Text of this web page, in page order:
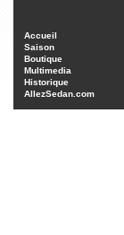
Accueil
Saison
Boutique
Multimedia
Historique
AllezSedan.com